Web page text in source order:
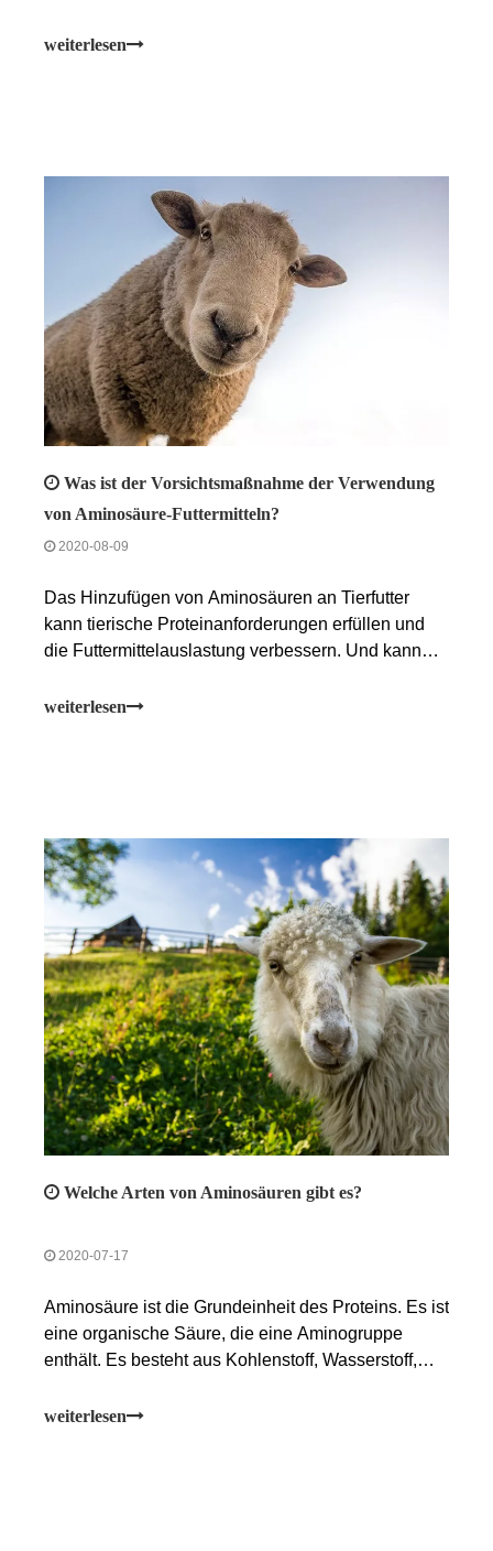
magerem Fleisch erhöhen und die Fleischqualität
weiterlesen
Was ist der Vorsichtsmaßnahme der Verwendung
von Aminosäure-Futtermitteln?
2020-08-09
Das Hinzufügen von Aminosäuren an Tierfutter
kann tierische Proteinanforderungen erfüllen und
die Futtermittelauslastung verbessern. Und kann
reduzieren. Als ein Futtermittelzusatzstoff hat
wirtschaftlichen Verlust verursachen.
weiterlesen
Welche Arten von Aminosäuren gibt es?
2020-07-17
Aminosäure ist die Grundeinheit des Proteins. Es ist
eine organische Säure, die eine Aminogruppe
enthält. Es besteht aus Kohlenstoff, Wasserstoff,
Futter kann von Tieren nicht direkt verwertet
weiterlesen